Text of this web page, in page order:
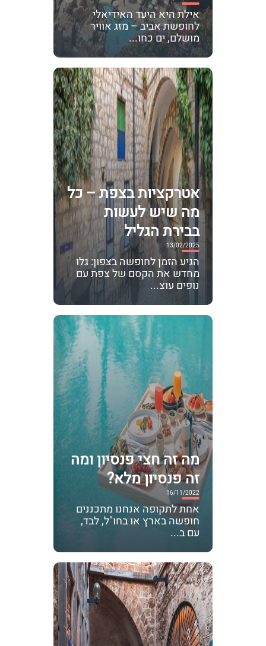
אילת היא היעד האידיאלי
לחופשת אביב – מזג אוויר
מושלם, ים כחו...
אטרקציות בצפת – כל
מה שיש לעשות
בבירת הגליל
13/02/2025
הגיע הזמן לחופשה בצפון: גלו
מחדש את הקסם של צפת עם
נופים עוצ...
מה זה חצי פנסיון ומה
זה פנסיון מלא?
16/11/2022
אחת לתקופה אנחנו מתכננים
חופשה בארץ או בחו"ל, לבד,
עם ב...